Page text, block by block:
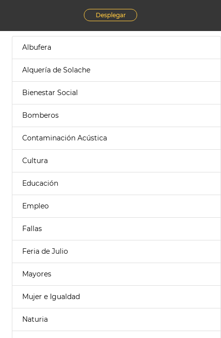
Desplegar
Albufera
Alquería de Solache
Bienestar Social
Bomberos
Contaminación Acústica
Cultura
Educación
Empleo
Fallas
Feria de Julio
Mayores
Mujer e Igualdad
Naturia